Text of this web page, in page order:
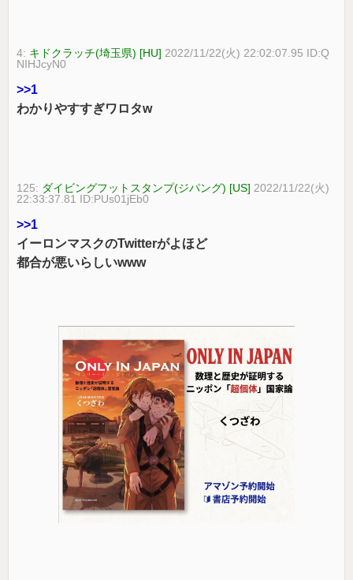
4: キドクラッチ(埼玉県) [HU] 2022/11/22(火) 22:02:07.95 ID:Q
NIHJcyN0
>>1
わかりやすすぎワロタw
125: ダイビングフットスタンプ(ジパング) [US] 2022/11/22(火)
22:33:37.81 ID:PUs01jEb0
>>1
イーロンマスクのTwitterがよほど
都合が悪いらしいwww